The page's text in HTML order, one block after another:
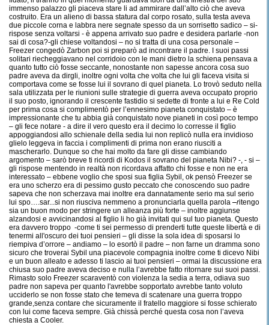
immenso palazzo gli piaceva stare li ad ammirare dall’alto ciò che aveva
costruito. Era un alieno di bassa statura dal corpo rosato, sulla testa aveva
due piccole corna e labbra nere segnate spesso da un sorrisetto sadico – si-
rispose senza voltarsi - è appena arrivato suo padre e desidera parlarle -non
sai di cosa?-gli chiese voltandosi – no si tratta di una cosa personale –
Freezer congedò Zarbon poi si preparò ad incontrare il padre. I suoi passi
solitari riecheggiavano nel corridoio con le mani dietro la schiena pensava a
quanto tutto ciò fosse seccante, nonostante non sapesse ancora cosa suo
padre aveva da dirgli, inoltre ogni volta che volta che lui gli faceva visita si
comportava come se fosse lui il sovrano di quel pianeta. Lo trovò seduto nella
sala utilizzata per le riunioni sulle strategie di guerra aveva occupato proprio
il suo posto, ignorando il crescente fastidio si sedette di fronte a lui e Re Cold
per prima cosa si complimentò per l’ennesimo pianeta conquistato – è
impressionante che tu abbia già conquistato nove pianeti in così poco tempo
– gli fece notare - a dire il vero questo era il decimo lo corresse il figlio
appoggiandosi allo schienale della sedia lui non replicò nulla era invidioso
glielo leggeva in faccia i complimenti di prima non erano riusciti a
mascherarlo. Dunque so che hai molto da fare gli disse cambiando
argomento – sarò breve ti ricordi di Kodos il sovrano del pianeta Nibi? -, - si –
gli rispose mentendo in realtà non ricordava affatto chi fosse e non ne era
interessato – ebbene voglio che sposi sua figlia Sybil, ok pensò Freezer se
era uno scherzo era di pessimo gusto peccato che conoscendo suo padre
sapeva che non scherzava mai inoltre era dannatamente serio ma sul serio
lui spo….sar...si non riusciva nemmeno a pronunciarla quella parola -ritengo
sia un buon modo per stringere un alleanza più forte – inoltre aggiunse
alzandosi e avvicinandosi al figlio li ho già invitati qui sul tuo pianeta. Questo
era davvero troppo -come ti sei permesso di prenderti tutte queste libertà e di
tenermi all'oscuro dei tuoi pensieri – gli disse la sola idea di sposarsi lo
riempiva d’orrore – andiamo – lo esortò il padre – non farne un dramma sono
sicuro che troverai Sybil una piacevole compagnia inoltre come ti dicevo Nibi
e un buon alleato e adesso ti lascio ai tuoi pensieri – ormai la discussione era
chiusa suo padre aveva deciso e nulla l’avrebbe fatto ritornare sui suoi passi.
Rimasto solo Freezer scaraventò con violenza la sedia a terra, odiava suo
padre non sapeva per quanto l'avrebbe sopportato avrebbe tanto voluto
ucciderlo se non fosse stato che temeva di scatenare una guerra troppo
grande,senza contare che sicuramente il fratello maggiore si fosse schierato
con lui come faceva sempre. Già chissà perché questa cosa non l’aveva
chiesta a Cooler.